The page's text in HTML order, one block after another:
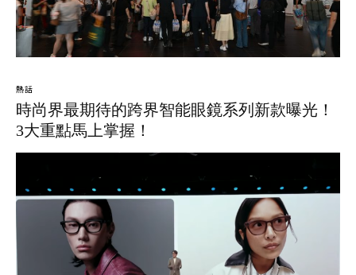
熱話
時尚界最期待的跨界智能眼鏡系列新款曝光！
3大重點馬上掌握！